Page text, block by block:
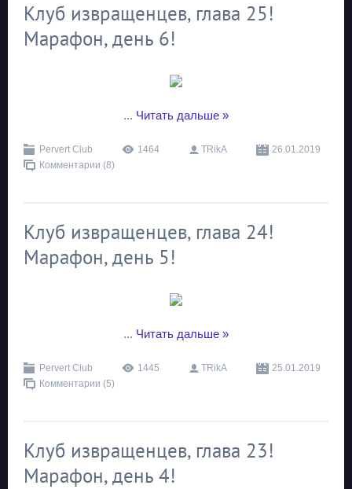
Клуб извращенцев, глава 25!
Марафон, день 6!
... Читать дальше »
Pervert Club 1464 TRikA
26.01.2019
Комментарии (8)
Клуб извращенцев, глава 24!
Марафон, день 5!
... Читать дальше »
Pervert Club 1445 TRikA
25.01.2019
Комментарии (5)
Клуб извращенцев, глава 23!
Марафон, день 4!